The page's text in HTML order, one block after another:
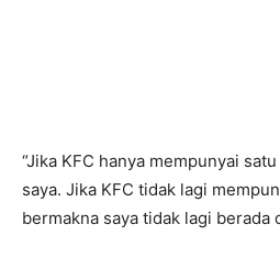
“Jika KFC hanya mempunyai
saya. Jika KFC tidak lagi
bermakna saya tidak lagi berada